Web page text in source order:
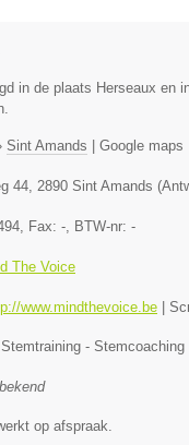
in de plaats Herseaux en
Sint Amands | Google maps
44 2890 Sint Amands (
, Fax: - , BTW-nr: -
The Voice
www.mindthevoice.be |
- Stemcoaching
op afspraak.